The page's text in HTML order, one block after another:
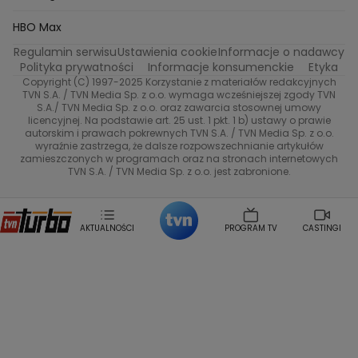
Katarzyna Rozmyslowicz
Anna SamusionekPrzemyslaw Cypryanski
Damian MichalowskiEwa Piekut
Magdalena GwozdzKuchenne Rewolucje
Tadeusz Huk Lucyna MalecEwa Gawryluk
Marta JankowskaBartosz Skrobisz
Malwina WedzikowskaKrzysztof Skorzynski
Helena Englert Aleksander Zniszczol
Sonia Mietielica
Maciej Kuciel
Weekendowa Metamorfoza
Leszek Lichota
Życie na kredycie
Program TV
Przepisy
Dzień Dobry TVN
TVN7
TVN Style
Co za tydzień
TTV
HBO Max
Regulamin serwisuUstawienia cookieInformacje o nadawcy
Polityka prywatności
Informacje konsumenckie Etyka
Copyright (C) 1997-2025 Korzystanie z materiałów redakcyjnych
TVN S.A. / TVN Media Sp. z o.o. wymaga wcześniejszej zgody TVN
S.A./ TVN Media Sp. z o.o. oraz zawarcia stosownej umowy
licencyjnej. Na podstawie art. 25 ust. 1 pkt. 1 b) ustawy o prawie
autorskim i prawach pokrewnych TVN S.A. / TVN Media Sp. z o.o.
wyraźnie zastrzega, że dalsze rozpowszechnianie artykułów
zamieszczonych w programach oraz na stronach internetowych
TVN S.A. / TVN Media Sp. z o.o. jest zabronione.
AKTUALNOŚCI PROGRAM TV CASTINGI